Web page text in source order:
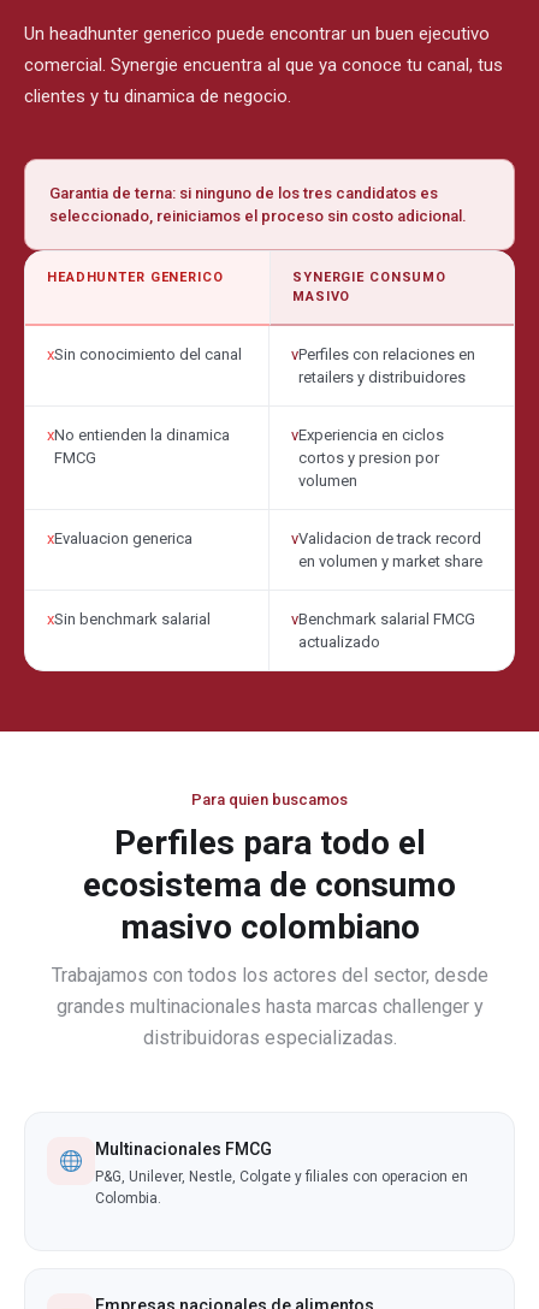
Un headhunter generico puede encontrar un buen ejecutivo
comercial. Synergie encuentra al que ya conoce tu canal, tus
clientes y tu dinamica de negocio.
Garantia de terna: si ninguno de los tres candidatos es
seleccionado, reiniciamos el proceso sin costo adicional.
HEADHUNTER GENERICO
SYNERGIE CONSUMO
MASIVO
xSin conocimiento del canal vPerfiles con relaciones en
retailers y distribuidores
xNo entienden la dinamica
FMCG
vExperiencia en ciclos
cortos y presion por
volumen
xEvaluacion generica vValidacion de track record
en volumen y market share
xSin benchmark salarial vBenchmark salarial FMCG
actualizado
Para quien buscamos
Perfiles para todo el
ecosistema de consumo
masivo colombiano
Trabajamos con todos los actores del sector, desde
grandes multinacionales hasta marcas challenger y
distribuidoras especializadas.
Multinacionales FMCG
P&G, Unilever, Nestle, Colgate y filiales con operacion en
Colombia.